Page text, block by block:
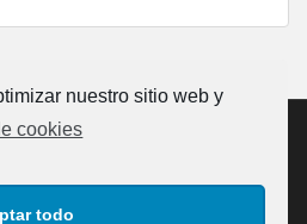
nuestro sitio web y
cookies
todo
calle San Bernardo de Las Palmas